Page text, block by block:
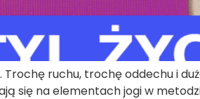
ruchu, trochę oddechu i
się na elementach jogi w